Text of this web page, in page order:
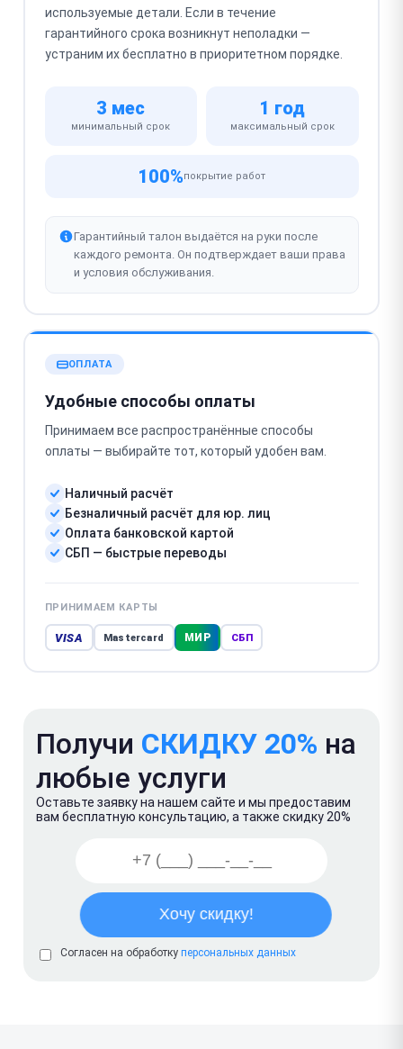
используемые детали. Если в течение
гарантийного срока возникнут неполадки —
устраним их бесплатно в приоритетном порядке.
3 мес
минимальный срок
1 год
максимальный срок
100%покрытие работ
Гарантийный талон выдаётся на руки после
каждого ремонта. Он подтверждает ваши права
и условия обслуживания.
ОПЛАТА
Удобные способы оплаты
Принимаем все распространённые способы
оплаты — выбирайте тот, который удобен вам.
Наличный расчёт
Безналичный расчёт для юр. лиц
Оплата банковской картой
СБП — быстрые переводы
ПРИНИМАЕМ КАРТЫ
VISA Mastercard МИР СБП
Получи СКИДКУ 20% на
любые услуги
Оставьте заявку на нашем сайте и мы предоставим
вам бесплатную консультацию, а также скидку 20%
Согласен на обработку персональных данных